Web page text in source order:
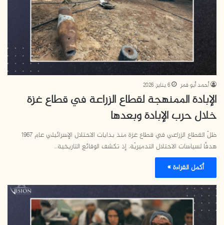
أحمد أبو قمر 6 يناير، 2026
الإبادة الممنهجة لقطاع الزراعة في قطاع غزة
خلال حرب الإبادة وبعدها
ظلّ القطاع الزراعي في قطاع غزة منذ بدايات الاحتلال الإسرائيلي عام 1967
هدفًا لسياسات الاحتلال التدميريّة، إذ تكشف الوقائع التاريخية…
أكمل القراءة »